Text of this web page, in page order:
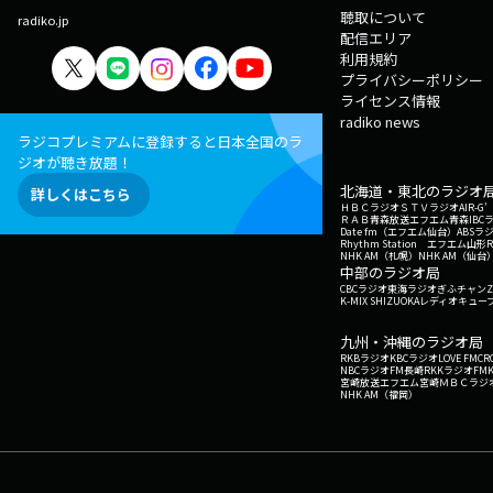
radiko.jp
ラジコプレミアムに登録すると日本全国のラ
ジオが聴き放題！
詳しくはこちら
聴取について
配信エリア
利用規約
プライバシーポリシー
ライセンス情報
radiko news
北海道・東北のラジオ
ＨＢＣラジオＳＴＶラジオAIR-G'
ＲＡＢ青森放送エフエム青森IBC
Date fm（エフエム仙台） ABSラ
Rhythm Station エフエム山形
NHK AM（札幌） NHK AM（仙台
中部のラジオ局
CBCラジオ東海ラジオぎふチャン
K-MIX SHIZUOKAレディオキュー
九州・沖縄のラジオ局
RKBラジオKBCラジオLOVE FM
NBCラジオFM長崎RKKラジオ
宮崎放送エフエム宮崎ＭＢＣラジ
NHK AM（福岡）